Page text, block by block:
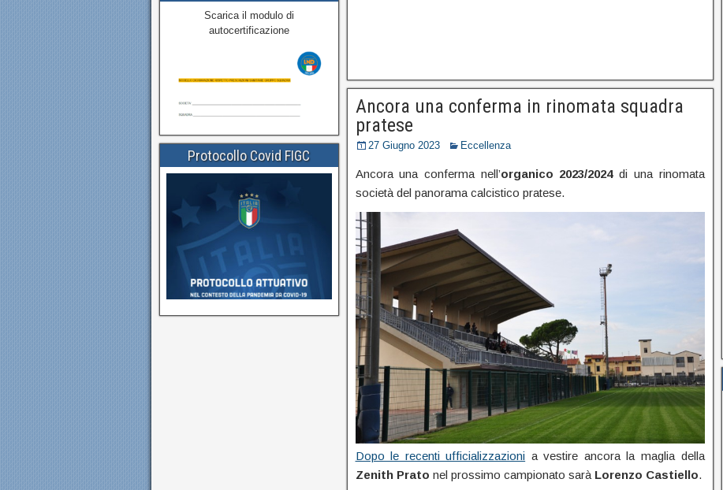
Ancora una conferma in rinomata squadra
pratese
27 Giugno 2023 Eccellenza
Ancora una conferma nell’organico 2023/2024di una rinomata
società del panorama calcistico pratese.
Dopo le recenti ufficializzazioni a vestire ancora la maglia della
Zenith Prato nel prossimo campionato sarà Lorenzo Castiello.
Scarica il modulo di
autocertificazione
Protocollo Covid FIGC